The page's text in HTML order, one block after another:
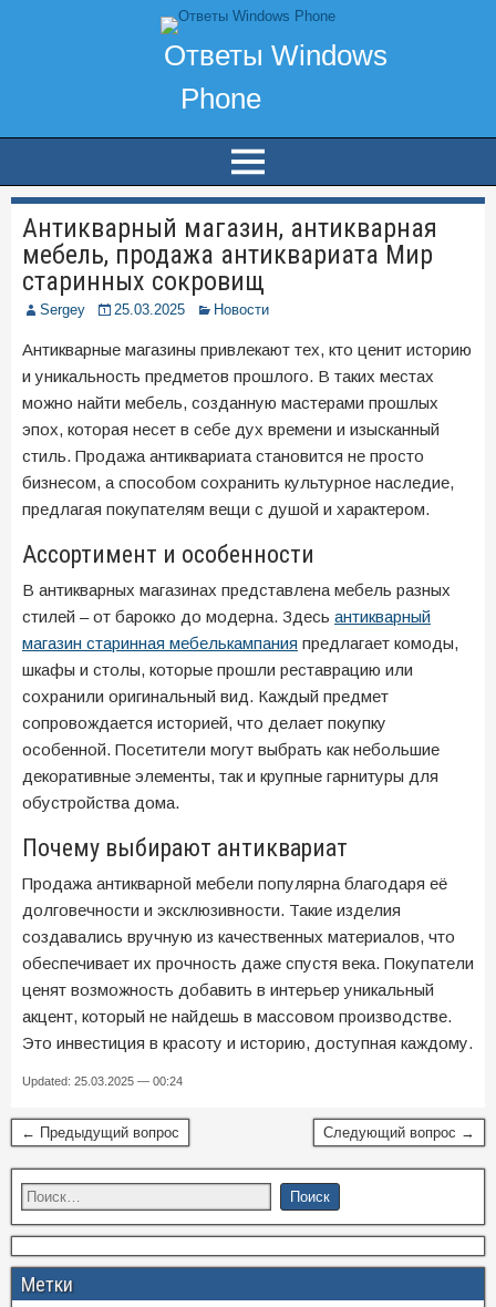
Антикварный магазин, антикварная
мебель, продажа антиквариата Мир
старинных сокровищ
Sergey 25.03.2025 Новости
Антикварные магазины привлекают тех, кто ценит историю
и уникальность предметов прошлого. В таких местах
можно найти мебель, созданную мастерами прошлых
эпох, которая несет в себе дух времени и изысканный
стиль. Продажа антиквариата становится не просто
бизнесом, а способом сохранить культурное наследие,
предлагая покупателям вещи с душой и характером.
Ассортимент и особенности
В антикварных магазинах представлена мебель разных
стилей – от барокко до модерна. Здесь антикварный
магазин старинная мебелькампания предлагает комоды,
шкафы и столы, которые прошли реставрацию или
сохранили оригинальный вид. Каждый предмет
сопровождается историей, что делает покупку
особенной. Посетители могут выбрать как небольшие
декоративные элементы, так и крупные гарнитуры для
обустройства дома.
Почему выбирают антиквариат
Продажа антикварной мебели популярна благодаря её
долговечности и эксклюзивности. Такие изделия
создавались вручную из качественных материалов, что
обеспечивает их прочность даже спустя века. Покупатели
ценят возможность добавить в интерьер уникальный
акцент, который не найдешь в массовом производстве.
Это инвестиция в красоту и историю, доступная каждому.
Updated: 25.03.2025 — 00:24
← Предыдущий вопрос Следующий вопрос →
Метки